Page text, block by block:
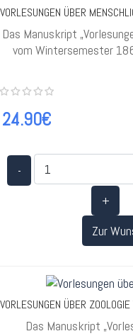
VORLESUNGEN ÜBER
Das Manuskript
vom Wintersemester
24.90€
-
+
Zur
VORLESUNGEN ÜBER
Das Manuskript